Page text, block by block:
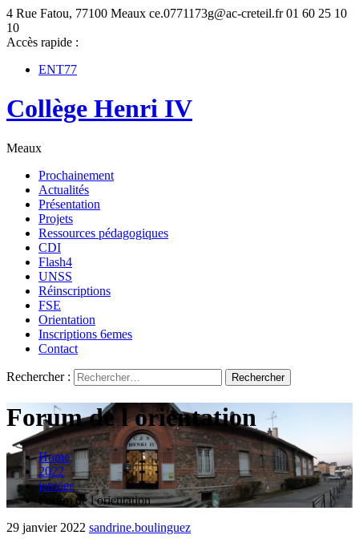
4 Rue Fatou, 77100 Meaux ce.0771173g@ac-creteil.fr 01 60 25 10
10
Accès rapide :
ENT77
Collège Henri IV
Meaux
Prochainement
Actualités
Présentation
Projets
Ressources pédagogiques
CDI
Flash4
UNSS
Réinscriptions
FSE
Orientation
Inscriptions 6emes
Contact
Rechercher :
Forum de l orientation
Home
2022
janvier
Forum de l orientation
29 janvier 2022 sandrine.boulinguez